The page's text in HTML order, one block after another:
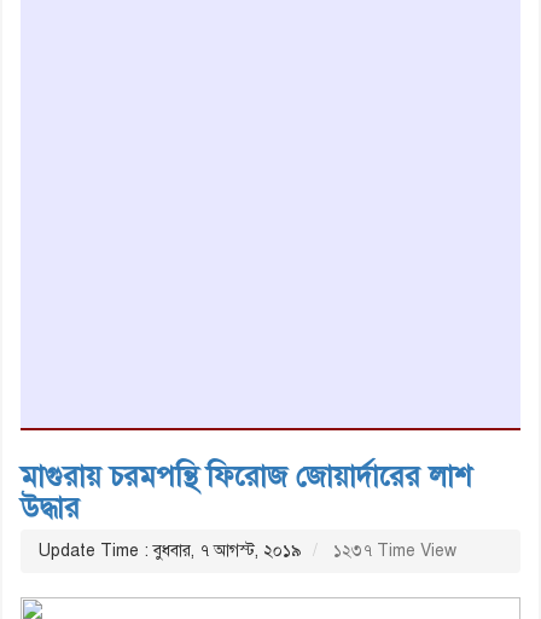
মাগুরায় চরমপন্থি ফিরোজ জোয়ার্দারের লাশ
উদ্ধার
Update Time : বুধবার, ৭ আগস্ট, ২০১৯ ১২৩৭ Time View